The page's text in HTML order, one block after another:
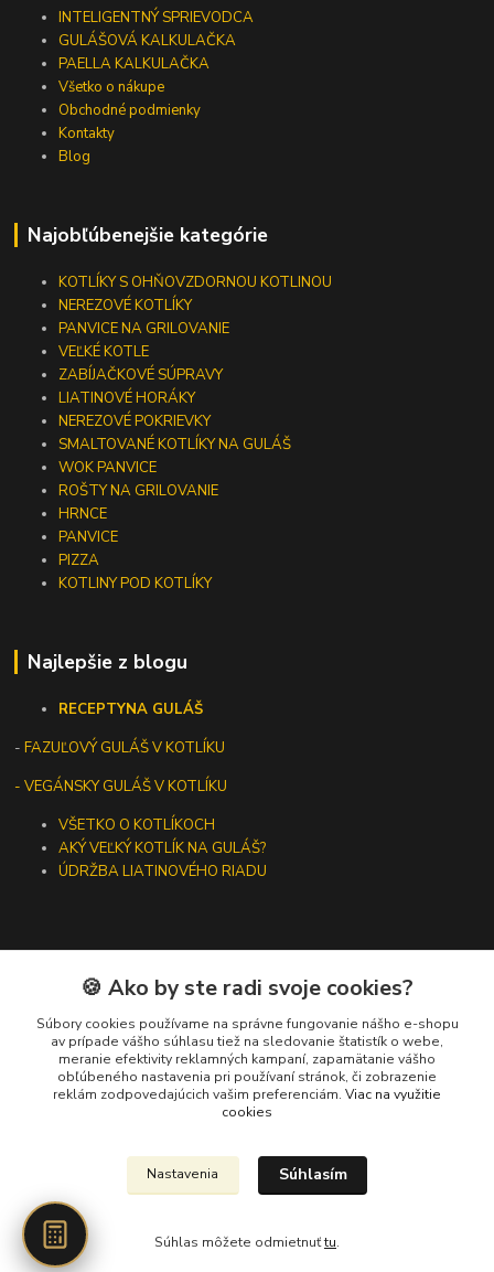
INTELIGENTNÝ SPRIEVODCA
GULÁŠOVÁ KALKULAČKA
PAELLA KALKULAČKA
Všetko o nákupe
Obchodné podmienky
Kontakty
Blog
Najobľúbenejšie kategórie
KOTLÍKY S OHŇOVZDORNOU KOTLINOU
NEREZOVÉ KOTLÍKY
PANVICE NA GRILOVANIE
VEĽKÉ KOTLE
ZABÍJAČKOVÉ SÚPRAVY
LIATINOVÉ HORÁKY
NEREZOVÉ POKRIEVKY
SMALTOVANÉ KOTLÍKY NA GULÁŠ
WOK PANVICE
ROŠTY NA GRILOVANIE
HRNCE
PANVICE
PIZZA
KOTLINY POD KOTLÍKY
Najlepšie z blogu
RECEPTYNA GULÁŠ
-FAZUĽOVÝ GULÁŠ V KOTLÍKU
- VEGÁNSKY GULÁŠ V KOTLÍKU
VŠETKO O KOTLÍKOCH
AKÝ VEĽKÝ KOTLÍK NA GULÁŠ?
ÚDRŽBA LIATINOVÉHO RIADU
Kontakty
+421 919 275 553
(Po-Pia, 10-13 hod.)
ikotliky@ikotliky.sk
🍪 Ako by ste radi svoje cookies?
Súbory cookies používame na správne fungovanie nášho e-shopu
av prípade vášho súhlasu tiež na sledovanie štatistík o webe,
meranie efektivity reklamných kampaní, zapamätanie vášho
obľúbeného nastavenia pri používaní stránok, či zobrazenie
reklám zodpovedajúcich vašim preferenciám. Viac na využitie
cookies
Nastavenia Súhlasím
Súhlas môžete odmietnuťtu.